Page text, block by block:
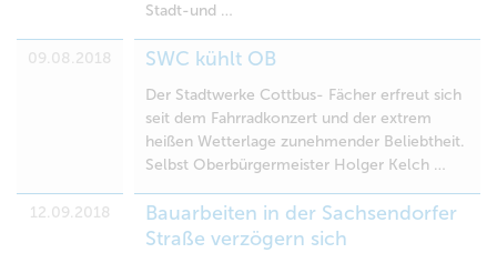
Stadt-und …
09.08.2018 SWC kühlt OB
Der Stadtwerke Cottbus- Fächer erfreut sich
seit dem Fahrradkonzert und der extrem
heißen Wetterlage zunehmender Beliebtheit.
Selbst Oberbürgermeister Holger Kelch …
12.09.2018
Bauarbeiten in der Sachsendorfer
Straße verzögern sich